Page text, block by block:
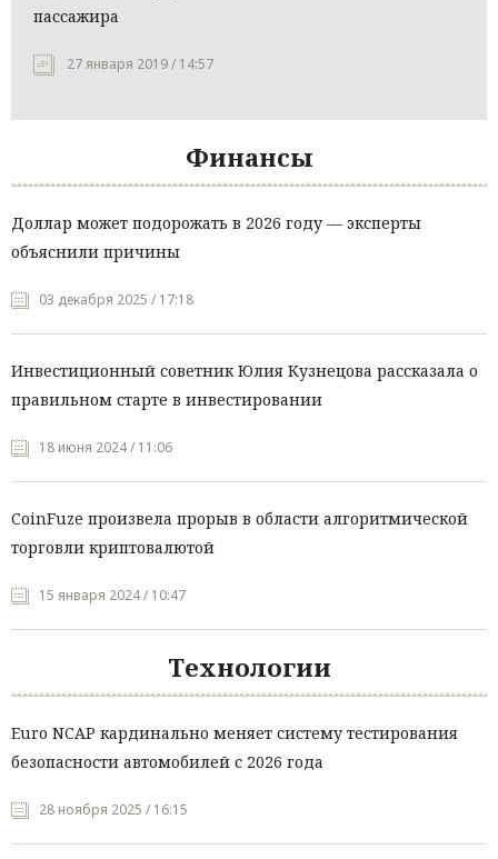
пассажира
27 января 2019 / 14:57
Финансы
Доллар может подорожать в 2026 году — эксперты
объяснили причины
03 декабря 2025 / 17:18
Инвестиционный советник Юлия Кузнецова рассказала о
правильном старте в инвестировании
18 июня 2024 / 11:06
CoinFuze произвела прорыв в области алгоритмической
торговли криптовалютой
15 января 2024 / 10:47
Технологии
Euro NCAP кардинально меняет систему тестирования
безопасности автомобилей с 2026 года
28 ноября 2025 / 16:15